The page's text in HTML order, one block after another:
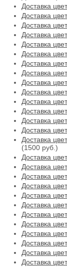
Доставка
Доставка
Доставка
Доставка
Доставка
Доставка
Доставка
Доставка
Доставка
Доставка
Доставка
Доставка
Доставка
Доставка
Доставка
(1500 руб.)
Доставка
Доставка
Доставка
Доставка
Доставка
Доставка
Доставка
Доставка
Доставка
Доставка
Доставка
Доставка